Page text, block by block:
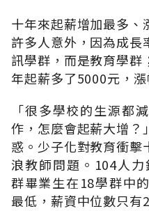
十年來起薪增加最多
許多人意外，因為成長
訊學群，而是教育學
年起薪多了5000元，漲
「很多學校的生源都
作，怎麼會起薪大增？
惑。少子化對教育衝擊
浪教師問題。104人
群畢業生在18學群中
最低，薪資中位數只有